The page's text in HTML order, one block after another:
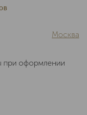
Москва
при оформлении